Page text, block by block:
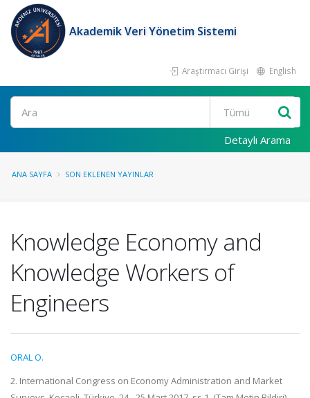
Akademik Veri Yönetim Sistemi
Araştırmacı Girişi English
Ara
Detaylı Arama
ANA SAYFA SON EKLENEN YAYINLAR
Knowledge Economy and
Knowledge Workers of
Engineers
ORAL O.
2. International Congress on Economy Administration and Market